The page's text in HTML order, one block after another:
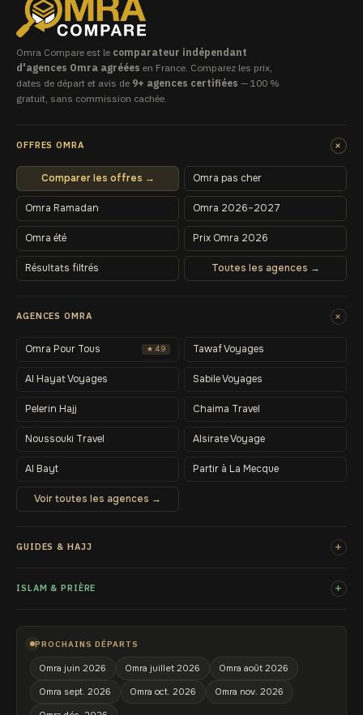
Omra Compare est le comparateur indépendant
d'agences Omra agréées en France. Comparez les prix,
dates de départ et avis de 9+ agences certifiées — 100 %
gratuit, sans commission cachée.
OFFRES OMRA +
Comparer les offres → Omra pas cher
Omra Ramadan Omra 2026–2027
Omra été Prix Omra 2026
Résultats filtrés Toutes les agences →
AGENCES OMRA +
Omra Pour Tous ★ 4.9 Tawaf Voyages
Al Hayat Voyages Sabile Voyages
Pelerin Hajj Chaima Travel
Noussouki Travel Alsirate Voyage
Al Bayt Partir à La Mecque
Voir toutes les agences →
GUIDES & HAJJ +
ISLAM & PRIÈRE +
PROCHAINS DÉPARTS
Omra juin 2026 Omra juillet 2026 Omra août 2026
Omra sept. 2026 Omra oct. 2026 Omra nov. 2026